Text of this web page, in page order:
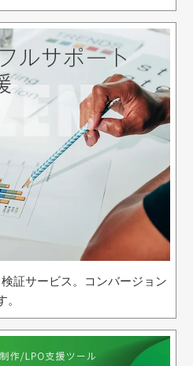
証サービス。コンバージョン